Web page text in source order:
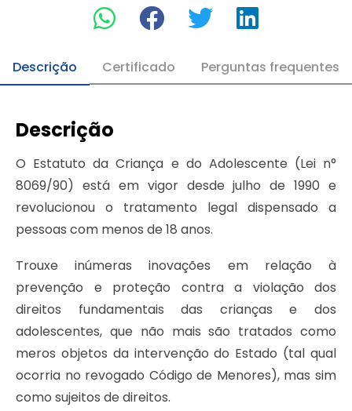
Descrição Certificado Perguntas frequentes
Descrição
O Estatuto da Criança e do Adolescente (Lei n°
8069/90) está em vigor desde julho de 1990 e
revolucionou o tratamento legal dispensado a
pessoas com menos de 18 anos.
Trouxe inúmeras inovações em relação à
prevenção e proteção contra a violação dos
direitos fundamentais das crianças e dos
adolescentes, que não mais são tratados como
meros objetos da intervenção do Estado (tal qual
ocorria no revogado Código de Menores), mas sim
como sujeitos de direitos.